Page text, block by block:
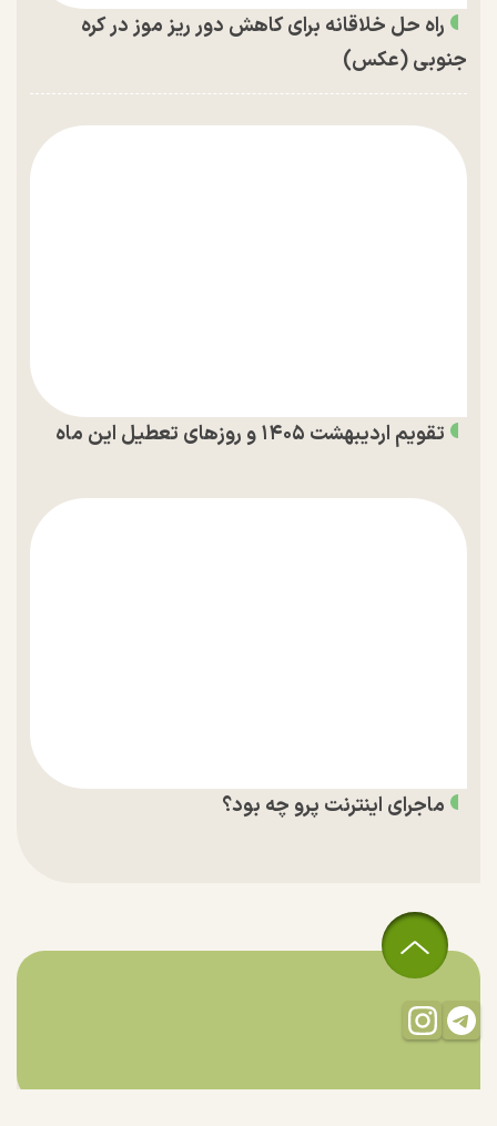
راه حل خلاقانه برای کاهش دور ریز موز در کره
جنوبی (عکس)
تقویم اردیبهشت ۱۴۰۵ و روز‌های تعطیل این ماه
ماجرای اینترنت پرو چه بود؟